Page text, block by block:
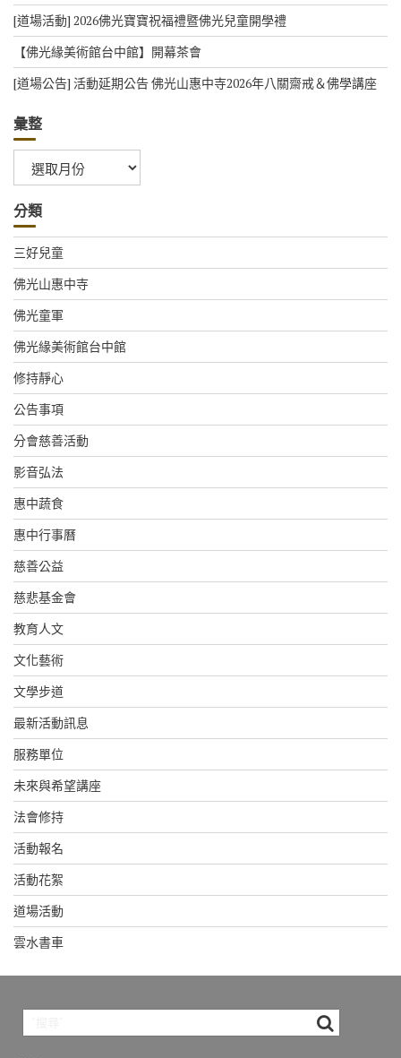
[道場活動] 2026佛光寶寶祝福禮暨佛光兒童開學禮
【佛光緣美術館台中館】開幕茶會
[道場公告] 活動延期公告 佛光山惠中寺2026年八關齋戒＆佛學講座
彙整
整
分類
三好兒童
佛光山惠中寺
佛光童軍
佛光緣美術館台中館
修持靜心
公告事項
分會慈善活動
影音弘法
惠中蔬食
惠中行事曆
慈善公益
慈悲基金會
教育人文
文化藝術
文學步道
最新活動訊息
服務單位
未來與希望講座
法會修持
活動報名
活動花絮
道場活動
雲水書車